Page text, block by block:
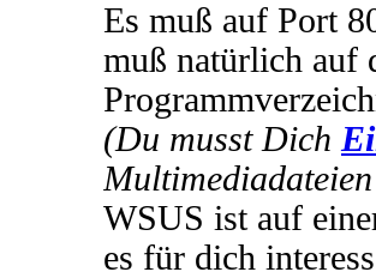
Es muß auf Port
muß natürlich auf
(Du musst Dich
WSUS ist auf
es für dich